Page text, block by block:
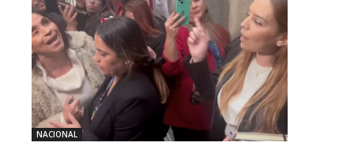
NACIONAL